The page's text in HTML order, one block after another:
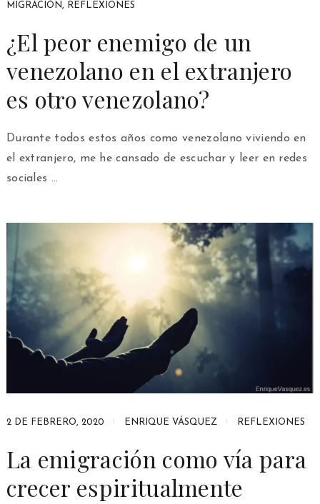
MIGRACIÓN, REFLEXIONES
¿El peor enemigo de un
venezolano en el extranjero
es otro venezolano?
Durante todos estos años como venezolano viviendo en
el extranjero, me he cansado de escuchar y leer en redes
sociales …
2 DE FEBRERO, 2020 ENRIQUE VÁSQUEZ REFLEXIONES
La emigración como vía para
crecer espiritualmente